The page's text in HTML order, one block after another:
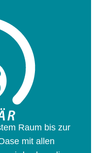
Raum bis zur
mit allen